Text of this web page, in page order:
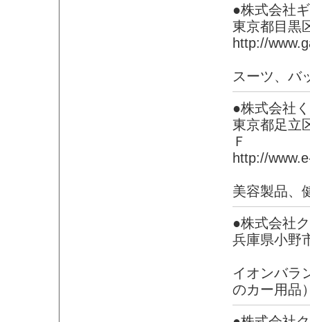
●株式会社
東京都目黒
http://
スーツ、バ
●株式会社
東京都足立
Ｆ
http://
美容製品、
●株式会社
兵庫県小野
イオンバラ
のカー用品